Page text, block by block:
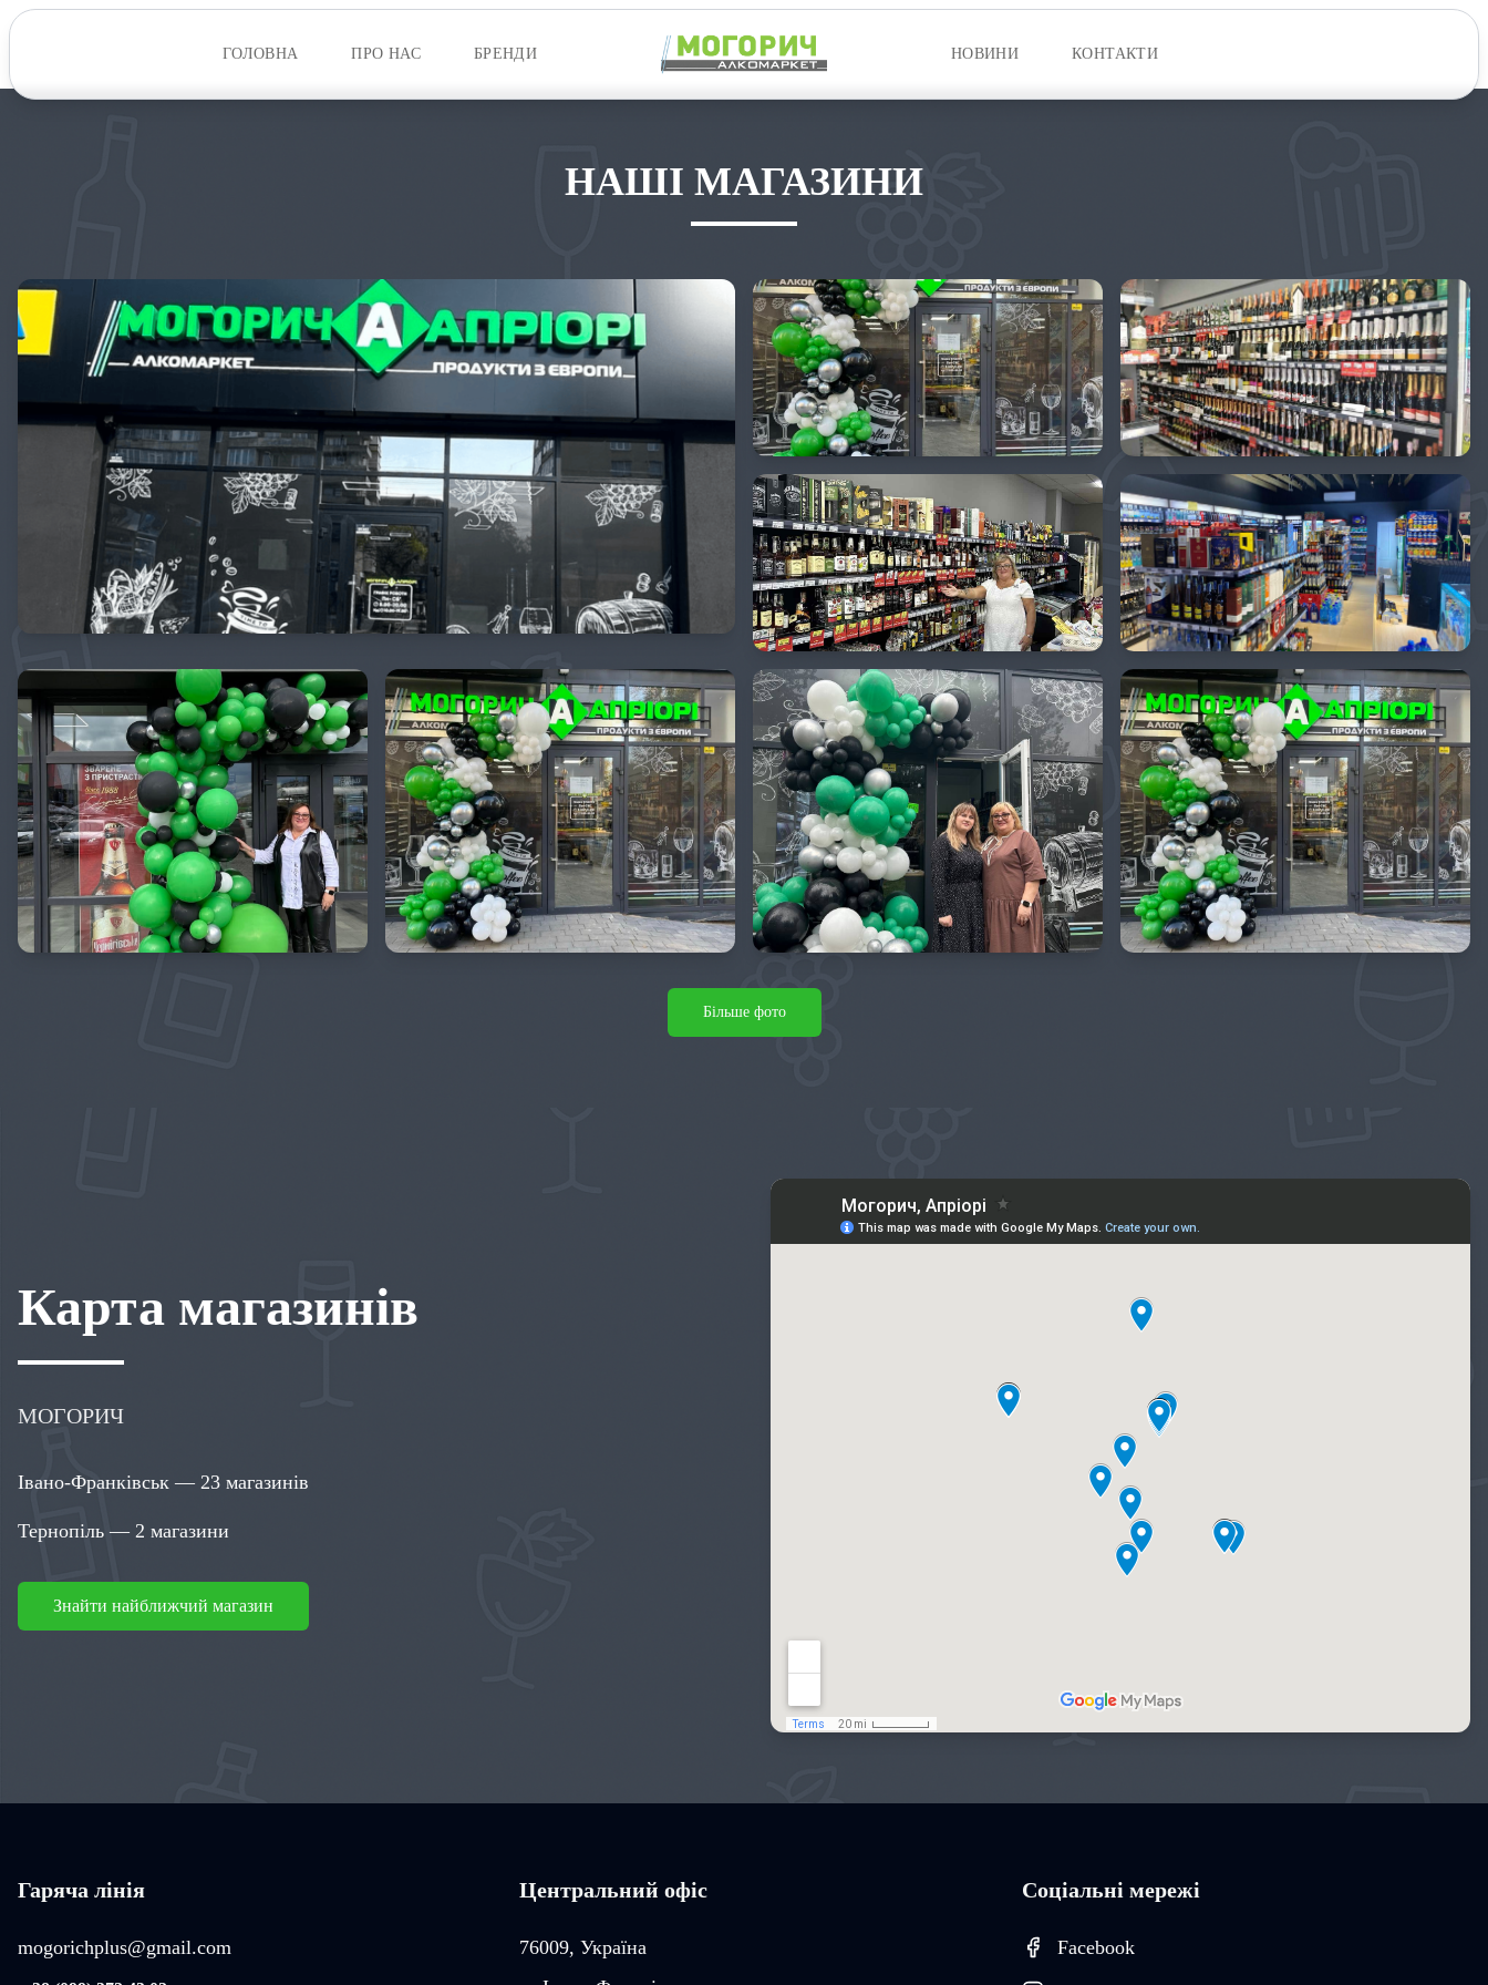
ГОЛОВНА ПРО НАС БРЕНДИ НОВИНИ КОНТАКТИ
НАШІ МАГАЗИНИ
Більше фото
Карта магазинів
МОГОРИЧ
Івано-Франківськ — 23 магазинів
Тернопіль — 2 магазини
Знайти найближчий магазин
Гаряча лінія
mogorichplus@gmail.com
Центральний офіс
76009, Україна
Соціальні мережі
Facebook